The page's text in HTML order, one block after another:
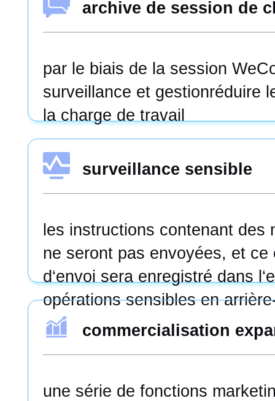
archive de session de
par le biais de la session
surveillance et gestionréduire
la charge de travail
surveillance sensible
les instructions contenant des
ne seront pas envoyées, et ce
d‘envoi sera enregistré dans
opérations sensibles en
commercialisation
une série de fonctions